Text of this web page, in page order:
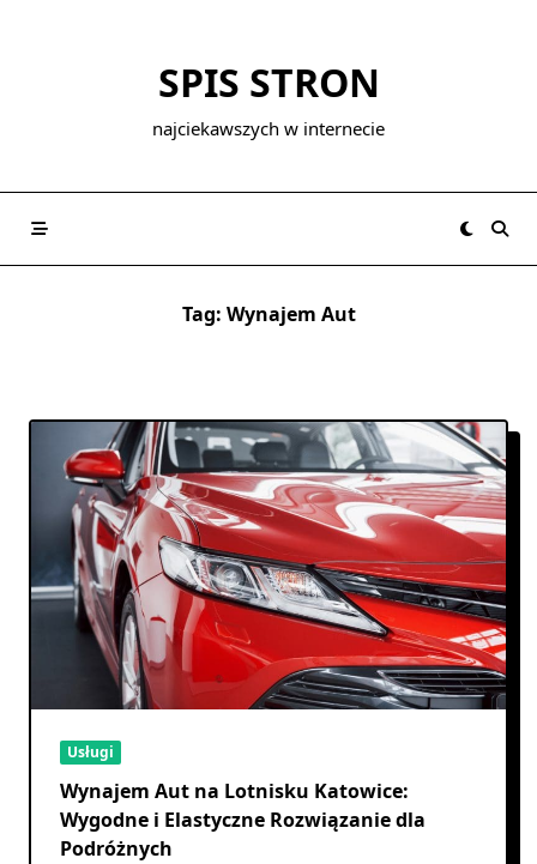
SPIS STRON
najciekawszych w internecie
Tag: Wynajem Aut
Usługi
Wynajem Aut na Lotnisku Katowice:
Wygodne i Elastyczne Rozwiązanie dla
Podróżnych